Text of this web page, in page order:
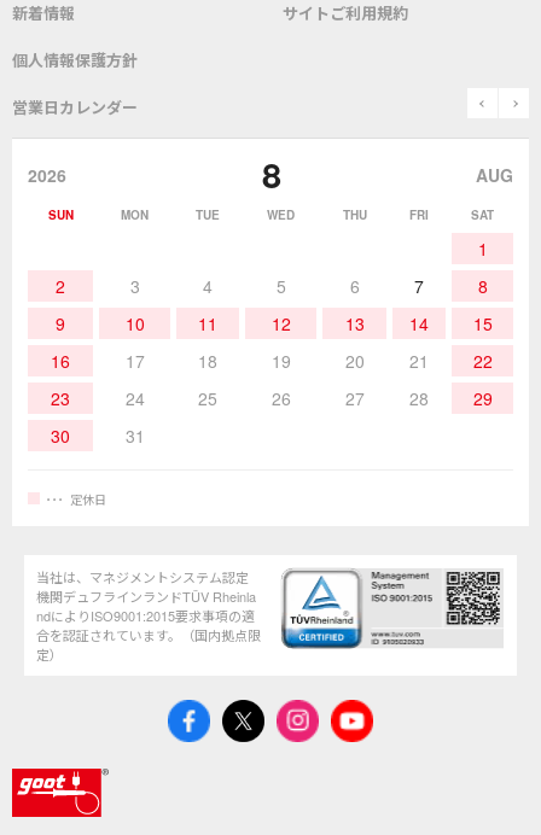
表面実装/SMT関連
作業環境／材料
SDS(MSDS)製品
取扱説明書
該非説明発行の申込み
グットのあゆみ
新着情報 サイトご利用規約
個人情報保護方針
営業日カレンダー prev
2026 8 AUG
SUN MON TUE WED THU FRI SAT
1
2
3 4 5 6 7
8
9
10 11 12 13 14
15
16
17 18 19 20 21
22
23
24 25 26 27 28
29
30
31
定休日
当社は、マネジメントシステム認定
機関デュフラインランドTÜV Rheinla
ndによりISO9001:2015要求事項の適
合を認証されています。（国内拠点限
定）